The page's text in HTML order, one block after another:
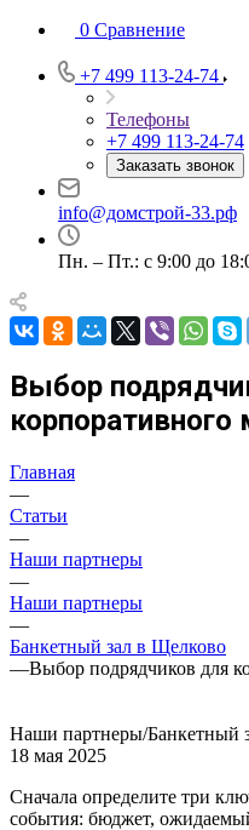
0 Сравнение
+7 499 113-24-74
Телефоны
+7 499 113-24-74
Заказать звонок
info@домстрой-33.рф
Пн. – Пт.: с 9:00 до
Выбор
корпоративного
Главная
—
Статьи
—
Наши партнеры
—
Наши партнеры
—
Банкетный зал в Щелково
—Выбор подрядчиков для
Наши партнеры/Банкетный
18 мая 2025
Сначала определите три
события: бюджет,